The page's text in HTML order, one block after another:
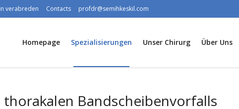
verabreden Contacts profdr@semihkeskil.com
Homepage Spezialisierungen Unser Chirurg Über Uns
Bandscheibenvorfalls